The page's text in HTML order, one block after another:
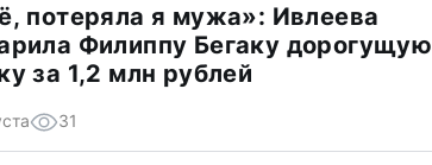
потеряла я мужа»: Ивлеева
Филиппу Бегаку дорогущую
за 1,2 млн рублей
31